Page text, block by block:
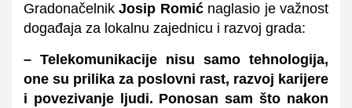
GradonačelnikJosip Romićnaglasio je važnost
događaja za lokalnu zajednicu i razvoj grada:
– Telekomunikacije nisu samo tehnologija,
one su prilika za poslovni rast, razvoj karijere
i povezivanje ljudi. Ponosan sam što nakon